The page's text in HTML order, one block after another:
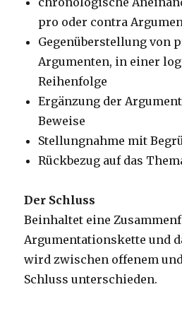
pro oder contra
Gegenüberstellung von
Argumenten, in einer
Reihenfolge
Ergänzung der
Beweise
Stellungnahme mit
Rückbezug auf das
Der Schluss
Beinhaltet eine
Argumentationskette und
wird zwischen offenem
Schluss unterschieden.